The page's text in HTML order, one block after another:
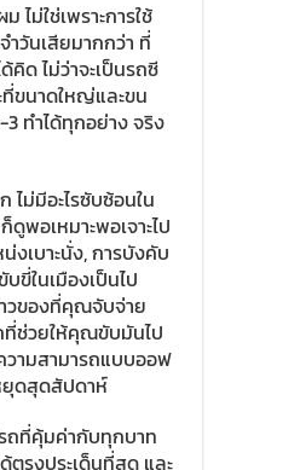
ไม่ใช่เพราะการใช้
ำวันเสียมากกว่า ที่
ด ไม่ว่าจะเป็นรถซี
ที่ขนาดใหญ่และขน
3 ทำได้ทุกอย่าง จริง
ม่มีอะไรซับซ้อนใน
พอเหมาะพอเจาะไป
เบาะนั่ง, การบังคับ
ขี่ในเมืองเป็นไป
วของที่คุณจับจ่าย
ที่ช่วยให้คุณขับมันไป
วามสามารถแบบออฟ
ยุดสุดสัปดาห์
รถที่คุ้มค่ากับทุกบาท
รงประเด็นที่สุด และ